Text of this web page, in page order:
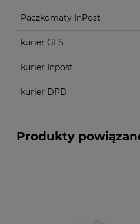
Paczkomaty InPost
kurier GLS
kurier Inpost
kurier DPD
Produkty